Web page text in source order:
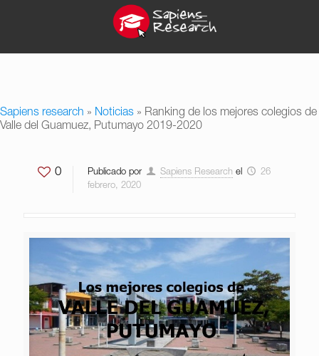
Sapiens research » Noticias » Ranking de los mejores colegios de
Valle del Guamuez, Putumayo 2019-2020
0 Publicado por Sapiens Research el
26
febrero, 2020